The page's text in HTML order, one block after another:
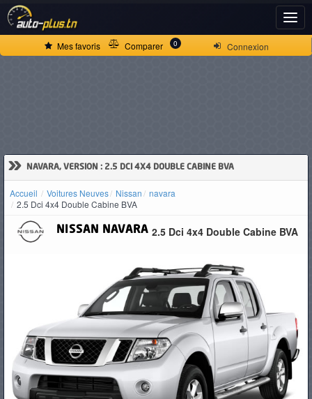
Connexion
Mes favoris Comparer 0
» NAVARA, VERSION : 2.5 DCI 4X4 DOUBLE CABINE BVA
Accueil Voitures Neuves Nissan
navara
2.5 Dci 4x4 Double Cabine BVA
NISSAN NAVARA 2.5 Dci 4x4 Double Cabine BVA
ACCUEIL
VOITURES
D'OCCASION
PNEUS